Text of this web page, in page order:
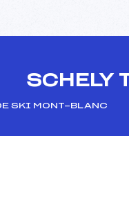
SCHELY
SKI MONT-BLANC